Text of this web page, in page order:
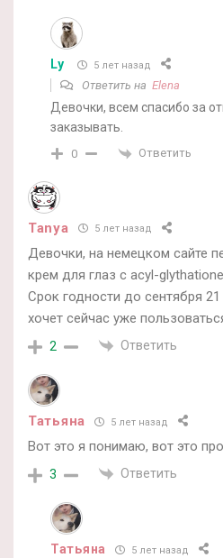
Ly 5 лет назад
Ответить на Elena
Девочки, всем спасибо за
заказывать.
0 Ответить
Tanya 5 лет назад
Девочки, на немецком сайте
крем для глаз с acyl-
Срок годности до сентября
хочет сейчас уже
2 Ответить
Татьяна 5 лет назад
Вот это я понимаю, вот это
3 Ответить
Татьяна 5 лет назад